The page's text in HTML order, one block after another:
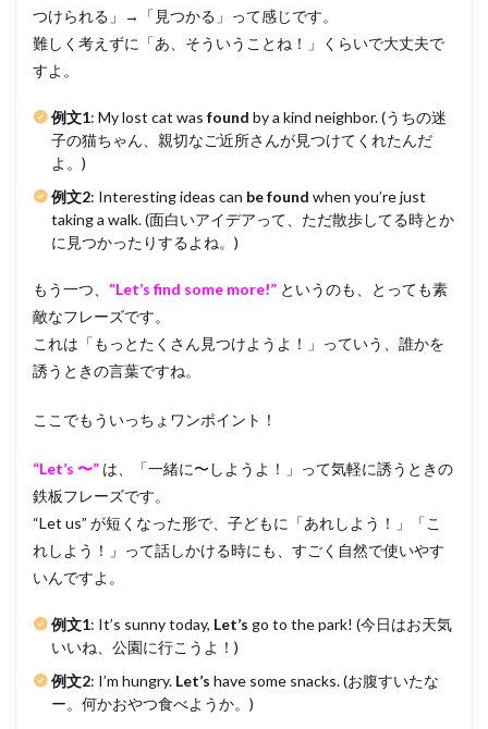
つけられる」→「見つかる」って感じです。
難しく考えずに「あ、そういうことね！」くらいで大丈夫で
すよ。
例文1: My lost cat was found by a kind neighbor. (うちの迷
子の猫ちゃん、親切なご近所さんが見つけてくれたんだ
よ。)
例文2: Interesting ideas can be found when you’re just
taking a walk. (面白いアイデアって、ただ散歩してる時とか
に見つかったりするよね。)
もう一つ、 “Let’s find some more!” というのも、とっても素
敵なフレーズです。
これは「もっとたくさん見つけようよ！」っていう、誰かを
誘うときの言葉ですね。
ここでもういっちょワンポイント！
“Let’s 〜” は、「一緒に〜しようよ！」って気軽に誘うときの
鉄板フレーズです。
“Let us” が短くなった形で、子どもに「あれしよう！」「こ
れしよう！」って話しかける時にも、すごく自然で使いやす
いんですよ。
例文1: It’s sunny today, Let’s go to the park! (今日はお天気
いいね、公園に行こうよ！)
例文2: I’m hungry. Let’s have some snacks. (お腹すいたな
ー。何かおやつ食べようか。)